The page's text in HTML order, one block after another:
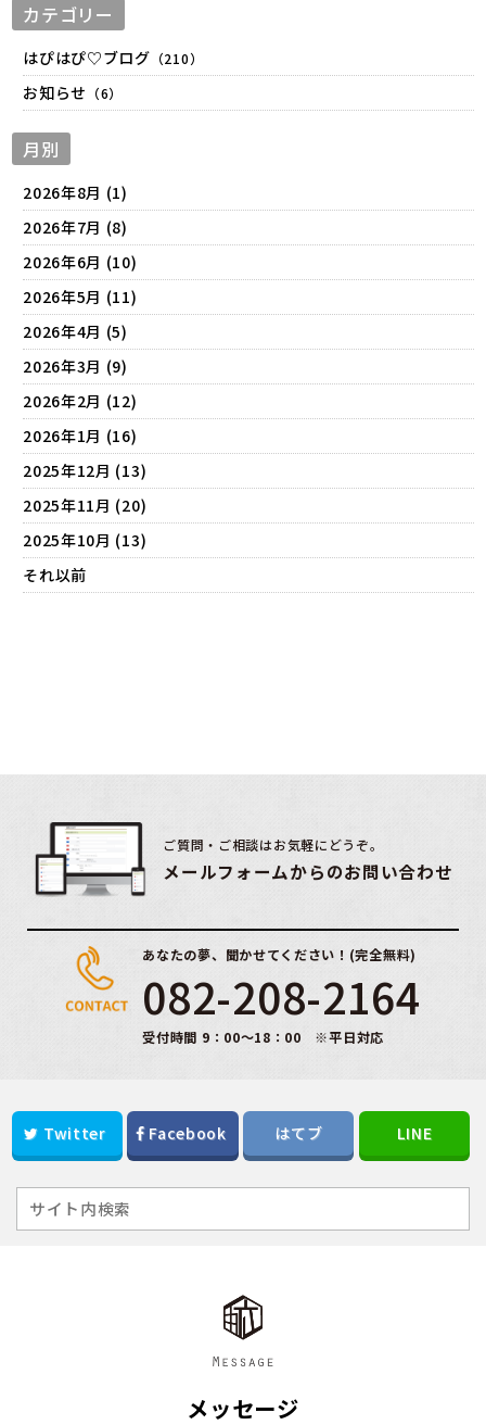
カテゴリー
はぴはぴ♡ブログ （210）
お知らせ （6）
月別
2026年8月 (1)
2026年7月 (8)
2026年6月 (10)
2026年5月 (11)
2026年4月 (5)
2026年3月 (9)
2026年2月 (12)
2026年1月 (16)
2025年12月 (13)
2025年11月 (20)
2025年10月 (13)
それ以前
ご質問・ご相談はお気軽にどうぞ。
メールフォームからのお問い合わせ
あなたの夢、聞かせてください！(完全無料)
082-208-2164
受付時間 9：00～18：00 ※平日対応
Twitter Facebook はてブ LINE
メッセージ